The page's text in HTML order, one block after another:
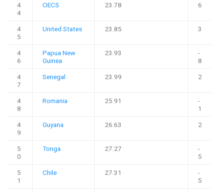
4
4
OECS 23.78 6
4
5
United States 23.85 3
4
6
Papua New
Guinea
23.93
-
8
4
7
Senegal 23.99 2
4
8
Romania 25.91
-
1
4
9
Guyana 26.63 2
5
0
Tonga 27.27
-
5
5
1
Chile 27.31
-
5